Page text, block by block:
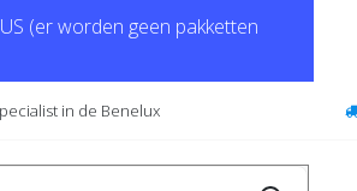
(er worden geen pakketten
in de Benelux